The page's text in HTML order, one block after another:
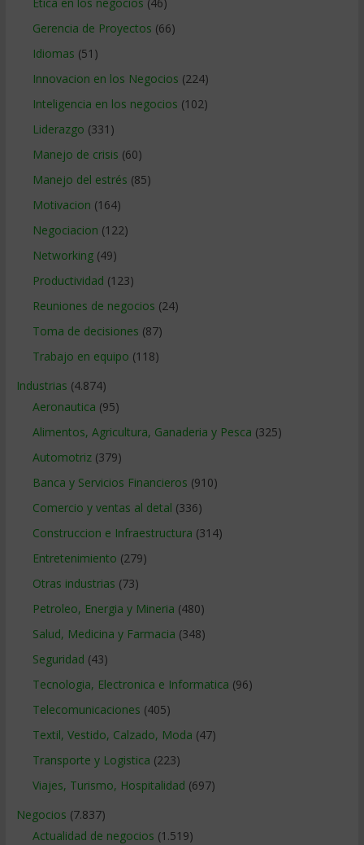
Gerencia de Proyectos (66)
Idiomas (51)
Innovacion en los Negocios (224)
Inteligencia en los negocios (102)
Liderazgo (331)
Manejo de crisis (60)
Manejo del estrés (85)
Motivacion (164)
Negociacion (122)
Networking(49)
Productividad (123)
Reuniones de negocios (24)
Toma de decisiones (87)
Trabajo en equipo (118)
Industrias (4.874)
Aeronautica (95)
Alimentos, Agricultura, Ganaderia y Pesca (325)
Automotriz(379)
Banca y Servicios Financieros (910)
Comercio y ventas al detal (336)
Construccion e Infraestructura (314)
Entretenimiento (279)
Otras industrias (73)
Petroleo, Energia y Mineria (480)
Salud, Medicina y Farmacia (348)
Seguridad (43)
Tecnologia, Electronica e Informatica (96)
Telecomunicaciones (405)
Textil, Vestido, Calzado, Moda (47)
Transporte y Logistica (223)
Viajes, Turismo, Hospitalidad (697)
Negocios (7.837)
Actualidad de negocios (1.519)